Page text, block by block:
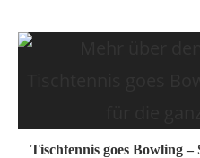
Tischtennis goes Bowling